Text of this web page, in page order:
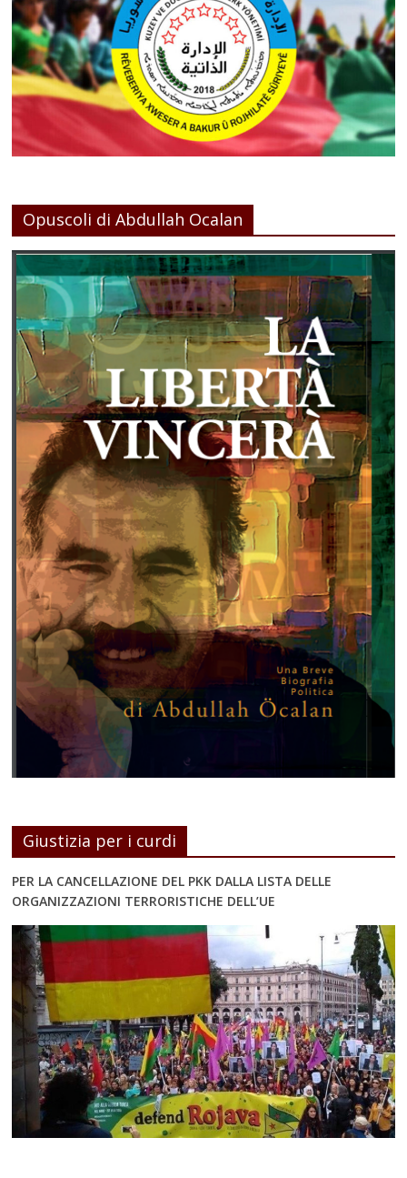
Opuscoli di Abdullah Ocalan
Giustizia per i curdi
PER LA CANCELLAZIONE DEL PKK DALLA LISTA DELLE
ORGANIZZAZIONI TERRORISTICHE DELL’UE